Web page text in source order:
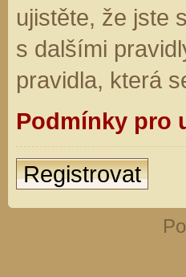
ujistěte, že jste
s dalšími
pravidla, která
Podmínky pro
Registrovat